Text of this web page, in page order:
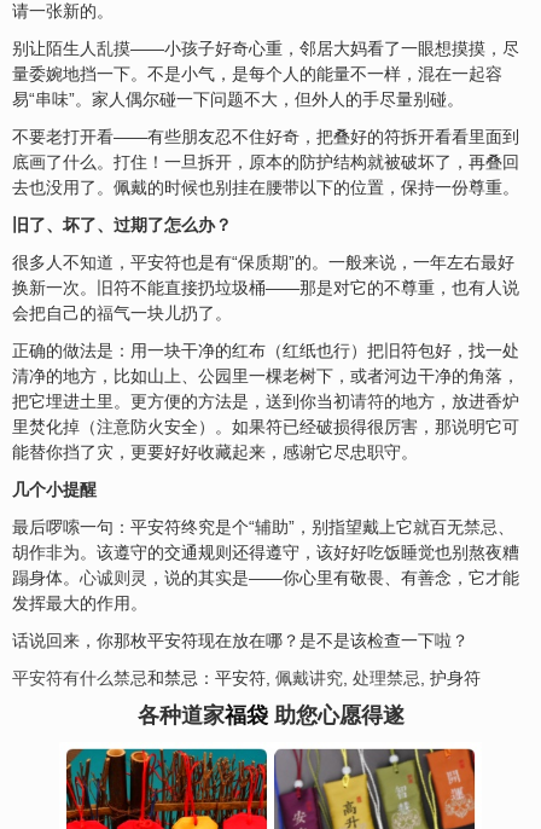
请一张新的。
别让陌生人乱摸——小孩子好奇心重，邻居大妈看了一眼想摸摸，尽
量委婉地挡一下。不是小气，是每个人的能量不一样，混在一起容
易“串味”。家人偶尔碰一下问题不大，但外人的手尽量别碰。
不要老打开看——有些朋友忍不住好奇，把叠好的符拆开看看里面到
底画了什么。打住！一旦拆开，原本的防护结构就被破坏了，再叠回
去也没用了。佩戴的时候也别挂在腰带以下的位置，保持一份尊重。
旧了、坏了、过期了怎么办？
很多人不知道，平安符也是有“保质期”的。一般来说，一年左右最好
换新一次。旧符不能直接扔垃圾桶——那是对它的不尊重，也有人说
会把自己的福气一块儿扔了。
正确的做法是：用一块干净的红布（红纸也行）把旧符包好，找一处
清净的地方，比如山上、公园里一棵老树下，或者河边干净的角落，
把它埋进土里。更方便的方法是，送到你当初请符的地方，放进香炉
里焚化掉（注意防火安全）。如果符已经破损得很厉害，那说明它可
能替你挡了灾，更要好好收藏起来，感谢它尽忠职守。
几个小提醒
最后啰嗦一句：平安符终究是个“辅助”，别指望戴上它就百无禁忌、
胡作非为。该遵守的交通规则还得遵守，该好好吃饭睡觉也别熬夜糟
蹋身体。 心诚则灵 ，说的其实是——你心里有敬畏、有善念，它才能
发挥最大的作用。
话说回来，你那枚平安符现在放在哪？是不是该检查一下啦？
平安符有什么禁忌和禁忌：平安符, 佩戴讲究, 处理禁忌, 护身符
各种道家福袋助您心愿得遂